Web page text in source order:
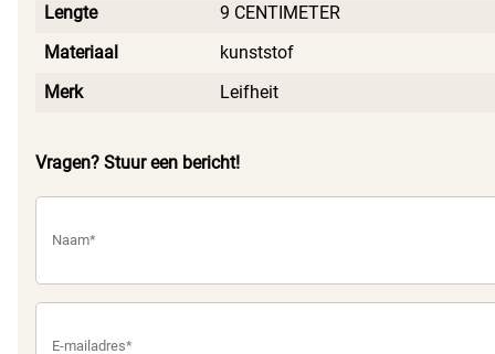
Lengte
9 CENTIMETER
Materiaal
kunststof
Merk
Leifheit
Vragen? Stuur een bericht!